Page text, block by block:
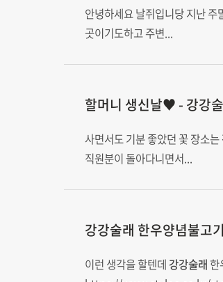
안녕하세요 날쥐입니당 지난 주
곳이기도하고 주변...
할머니 생신날♥ - 강강
사면서도 기분 좋았던 꽃 장소는
직원분이 돌아다니면서...
강강술래 한우양념불고기
이런 생각을 할텐데 강강술래 한